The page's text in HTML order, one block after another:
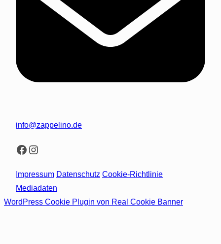
info@zappelino.de
Facebook
Instagram
Impressum Datenschutz Cookie-Richtlinie
Mediadaten
WordPress Cookie Plugin von Real Cookie Banner